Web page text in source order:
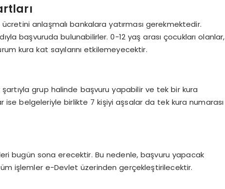
anlaşmalı bankalara yatırması gerekmektedir.
başvuruda bulunabilirler. 0-12 yaş arası çocukları olanlar,
kura kat sayılarını etkilemeyecektir.
grup halinde başvuru yapabilir ve tek bir kura
ise belgeleriyle birlikte 7 kişiyi aşsalar da tek kura numarası
bugün sona erecektir. Bu nedenle, başvuru yapacak
işlemler e-Devlet üzerinden gerçekleştirilecektir.